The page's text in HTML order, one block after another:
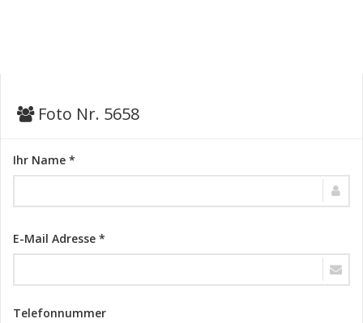
Foto Nr. 5658
Ihr Name *
E-Mail Adresse *
Telefonnummer